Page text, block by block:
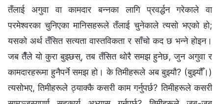
तँलाई अगुवा वा कामदार बन्नका लागि प्रवर्द्धन गरेकाले वा
परमेश्‍वरका चुनिएका मानिसहरूले तँलाई चुनेकाले त्यसो भएको हो;
यसको अर्थ तँसित सत्यता वास्तविकता र साँचो कद छ भन्‍ने होइन।
जब तैँले यो कुरा बुझ्छस्, तब तँसित थोरै समझ हुनेछ, जुन अगुवा र
कामदारहरूमा हुनैपर्ने समझ हो। के तिमीहरूले अब बुझ्यौ? (बुझ्यौँ।)
त्यसोभए, तिमीहरूले ठ्याक्कै कसरी काम गर्नुपर्छ? तिमीहरूले कसरी